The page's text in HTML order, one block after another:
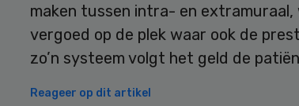
maken tussen intra- en
vergoed op de plek waar ook de
zo’n systeem volgt het geld de
Reageer op dit artikel